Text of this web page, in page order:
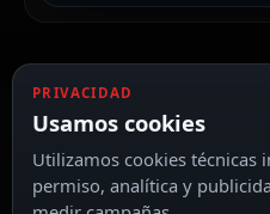
PRIVACIDAD
Usamos cookies
Utilizamos cookies técnicas
permiso, analítica y